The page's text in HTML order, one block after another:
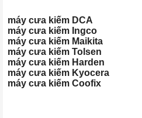
máy cưa kiếm DCA
máy cưa kiếm Ingco
máy cưa kiếm Maikita
máy cưa kiếm Tolsen
máy cưa kiếm Harden
máy cưa kiếm Kyocera
máy cưa kiếm Coofix